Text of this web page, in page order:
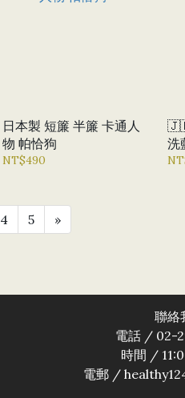
日本製 短簾 半簾 卡通人
物 帕恰狗
NT$490
洗
4 5 »
聯絡
電話 / 02-
時間 /
電郵 /